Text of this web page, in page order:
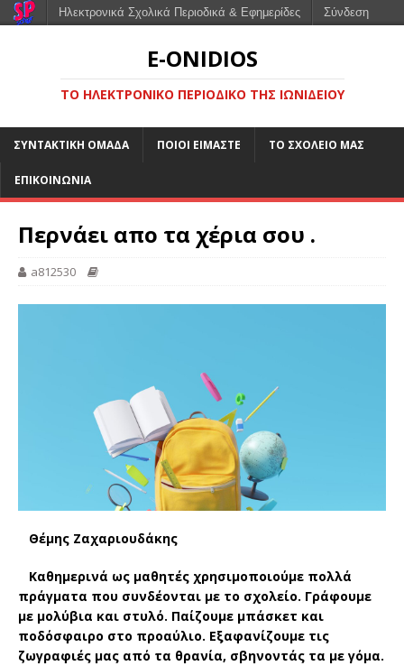
E-ONIDIOS
ΤΟ ΗΛΕΚΤΡΟΝΙΚΌ ΠΕΡΙΟΔΙΚΌ ΤΗΣ ΙΩΝΙΔΕΊΟΥ
ΣΥΝΤΑΚΤΙΚΉ ΟΜΆΔΑ ΠΟΙΟΙ ΕΊΜΑΣΤΕ ΤΟ ΣΧΟΛΕΊΟ ΜΑΣ
ΕΠΙΚΟΙΝΩΝΊΑ
Περνάει απο τα χέρια σου .
a812530
Θέμης Ζαχαριουδάκης
Καθημερινά ως μαθητές χρησιμοποιούμε πολλά
πράγματα που συνδέονται με το σχολείο. Γράφουμε
με μολύβια και στυλό. Παίζουμε μπάσκετ και
ποδόσφαιρο στο προαύλιο. Εξαφανίζουμε τις
ζωγραφιές μας από τα θρανία, σβηνοντάς τα με γόμα.
Ηλεκτρονικά Σχολικά Περιοδικά & Εφημερίδες Σύνδεση